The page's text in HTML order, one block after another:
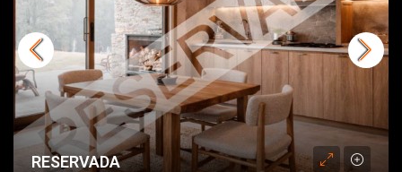
RESERVADA